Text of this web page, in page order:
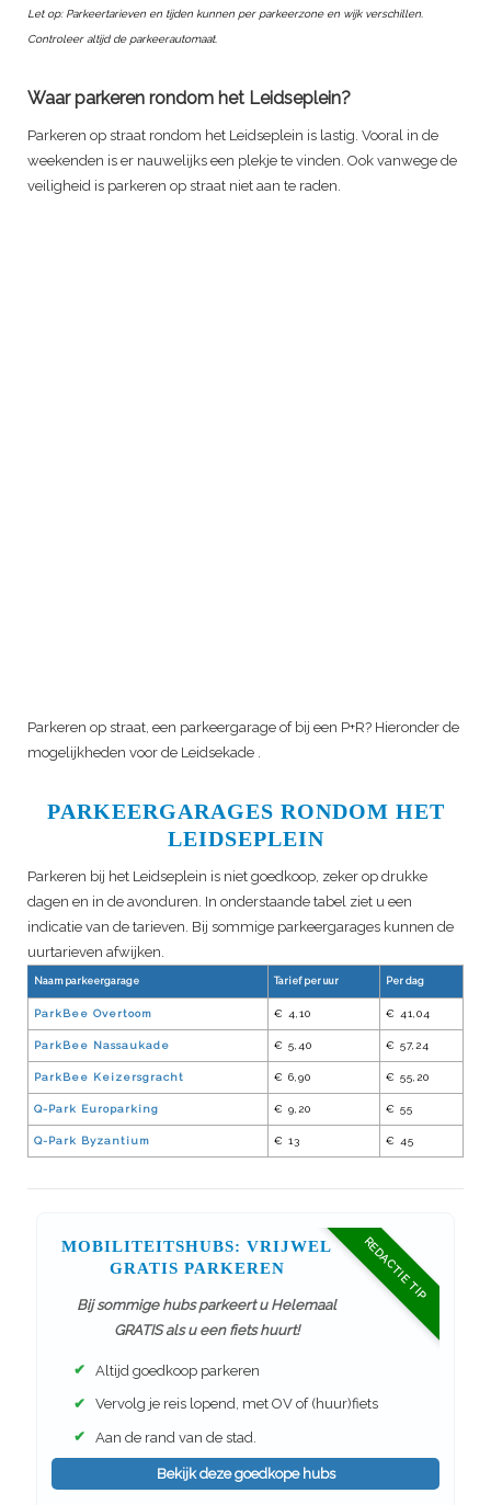
Let op: Parkeertarieven en tijden kunnen per parkeerzone en wijk verschillen.
Controleer altijd de parkeerautomaat.
Waar parkeren rondom het Leidseplein?
Parkeren op straat rondom het Leidseplein is lastig. Vooral in de
weekenden is er nauwelijks een plekje te vinden. Ook vanwege de
veiligheid is parkeren op straat niet aan te raden.
Parkeren op straat, een parkeergarage of bij een P+R? Hieronder de
mogelijkheden voor de Leidsekade
PARKEERGARAGES RONDOM HET
LEIDSEPLEIN
Parkeren bij het Leidseplein is niet goedkoop, zeker op drukke
dagen en in de avonduren. In onderstaande tabel ziet u een
indicatie van de tarieven. Bij sommige parkeergarages kunnen de
uurtarieven afwijken.
Naam parkeergarage Tarief per uur Per dag
ParkBee Overtoom € 4,10 € 41,04
ParkBee Nassaukade € 5,40 € 57,24
ParkBee Keizersgracht € 6,90 € 55,20
Q-Park Europarking € 9,20 € 55
Q-Park Byzantium € 13 € 45
REDACTIE TIP
MOBILITEITSHUBS: VRIJWEL
GRATIS PARKEREN
Bij sommige hubs parkeert u Helemaal
GRATIS als u een fiets huurt!
✔ Altijd goedkoop parkeren
✔ Vervolg je reis lopend, met OV of (huur)fiets
✔ Aan de rand van de stad.
Bekijk deze goedkope hubs